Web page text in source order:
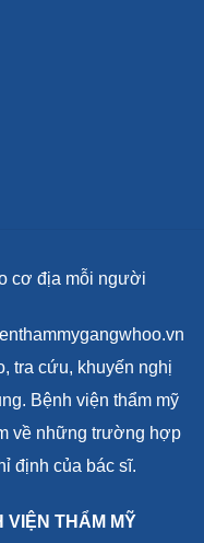
cơ địa mỗi người
tra cứu, khuyến nghị
Bệnh viện thẩm mỹ
về những trường hợp
định của bác sĩ.
VIỆN THẨM MỸ